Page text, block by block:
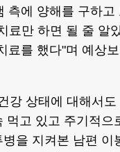
측에 양해를 구하고
료만 하면 될 줄 알
료를 했다"며 예상
강 상태에 대해서
먹고 있고 주기적으
을 지켜본 남편 이